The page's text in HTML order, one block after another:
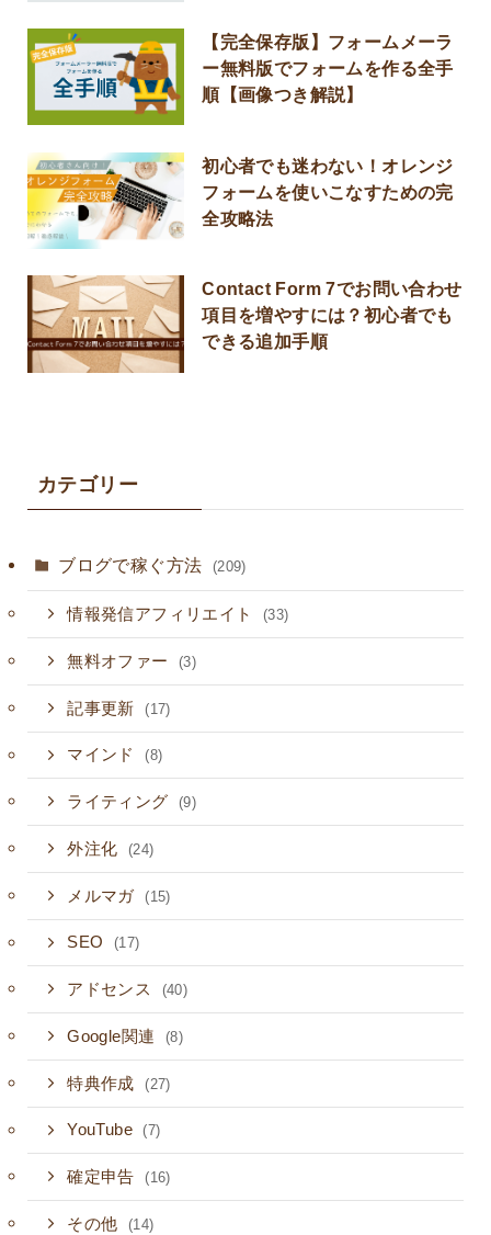
【完全保存版】フォームメーラ
ー無料版でフォームを作る全手
順【画像つき解説】
初心者でも迷わない！オレンジ
フォームを使いこなすための完
全攻略法
Contact Form 7でお問い合わせ
項目を増やすには？初心者でも
できる追加手順
カテゴリー
ブログで稼ぐ方法 (209)
情報発信アフィリエイト (33)
無料オファー (3)
記事更新 (17)
マインド (8)
ライティング (9)
外注化 (24)
メルマガ (15)
SEO (17)
アドセンス (40)
Google関連 (8)
特典作成 (27)
YouTube (7)
確定申告 (16)
その他 (14)